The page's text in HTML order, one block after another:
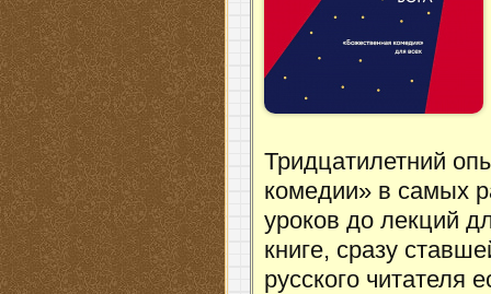
Тридцатилетний
комедии» в самых
уроков до лекций
книге, сразу
русского читателя